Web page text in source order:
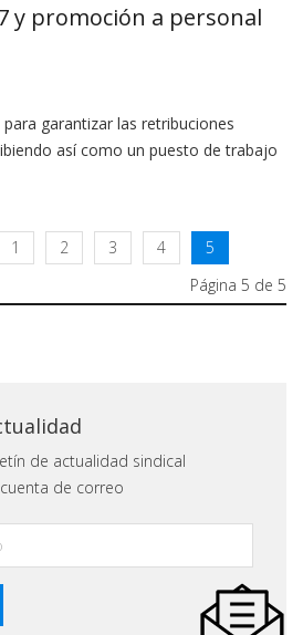
y promoción a personal
garantizar las retribuciones
así como un puesto de trabajo
1 2 3 4
5
Página 5 de 5
de actualidad sindical
de correo